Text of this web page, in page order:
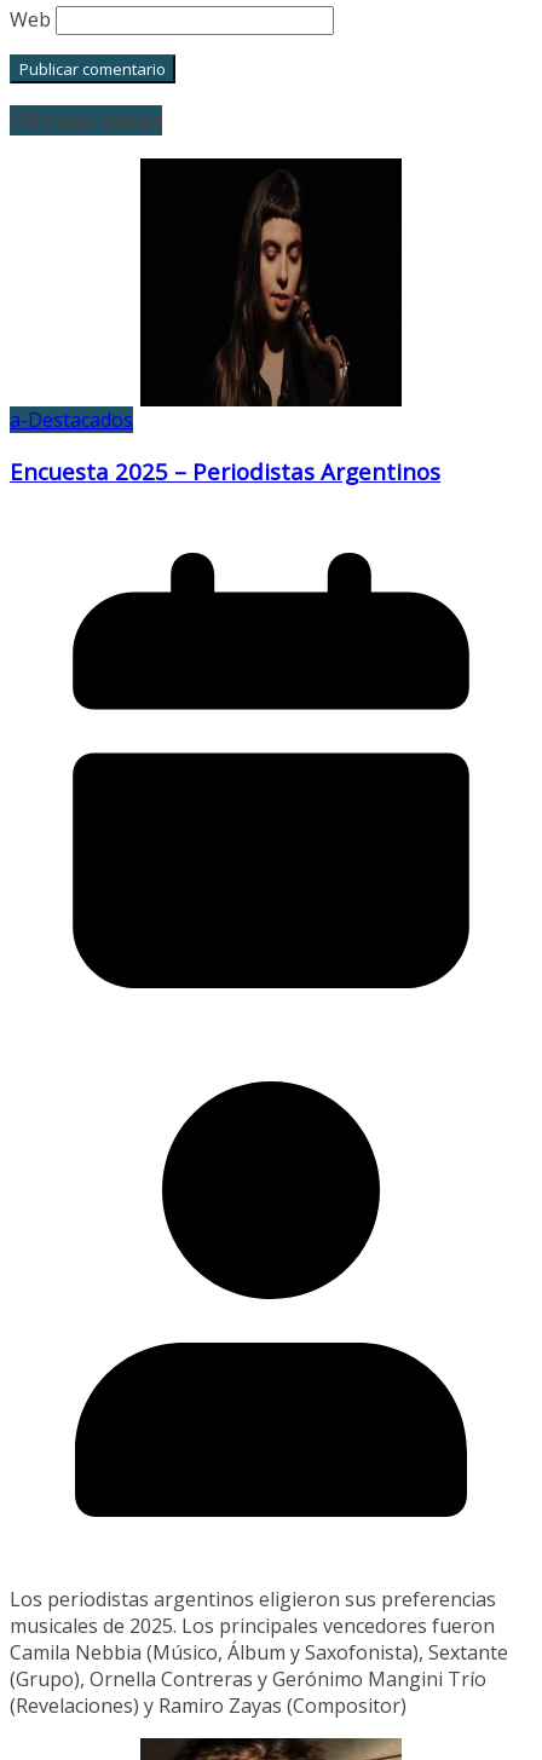
Web
Últimas notas
a-Destacados
Encuesta 2025 – Periodistas Argentinos
Los periodistas argentinos eligieron sus preferencias
musicales de 2025. Los principales vencedores fueron
Camila Nebbia (Músico, Álbum y Saxofonista), Sextante
(Grupo), Ornella Contreras y Gerónimo Mangini Trío
(Revelaciones) y Ramiro Zayas (Compositor)